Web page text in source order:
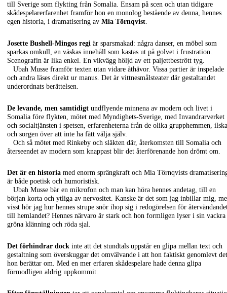
till Sverige som flykting från Somalia. Ensam på scen och utan tidigare
skådespelarerfarenhet framför hon en monolog bestående av denna, hennes
egen historia, i dramatisering av Mia Törnqvist.
Josette Bushell-Mingos regi är sparsmakad: några danser, en möbel som
sparkas omkull, en väskas innehåll som kastas ut på golvet i frustration.
Scenografin är lika enkel. En vikvägg höljd av ett paljettbestrött tyg.
Ubah Musse framför texten utan vidare åthävor. Vissa partier är inspelade
och andra läses direkt ur manus. Det är vittnesmålsteater där gestaltandet
underordnats berättelsen.
De levande, men samtidigt undflyende minnena av modern och livet i
Somalia före flykten, mötet med Myndighets-Sverige, med Invandrarverket
och socialtjänsten i spetsen, erfarenheterna från de olika grupphemmen,
och sorgen över att inte ha fått välja själv.
Och så mötet med Rinkeby och släkten där, återkomsten till Somalia och
återseendet av modern som knappast blir det återförenande hon drömt om.
Det är en historia med enorm sprängkraft och Mia Törnqvists
är både poetisk och humoristisk.
Ubah Musse bär en mikrofon och man kan höra hennes andetag, till en
början korta och ytliga av nervositet. Kanske är det som jag inbillar mig,
visst hör jag hur hennes strupe snör ihop sig i redogörelsen för
till hemlandet? Hennes närvaro är stark och hon formligen lyser i sin vackra
gröna klänning och röda sjal.
Det förhindrar dock inte att det stundtals uppstår en glipa mellan text och
gestaltning som överskuggar det omvälvande i att hon faktiskt genomlevt det
hon berättar om. Med en mer erfaren skådespelare hade denna glipa
förmodligen aldrig uppkommit.